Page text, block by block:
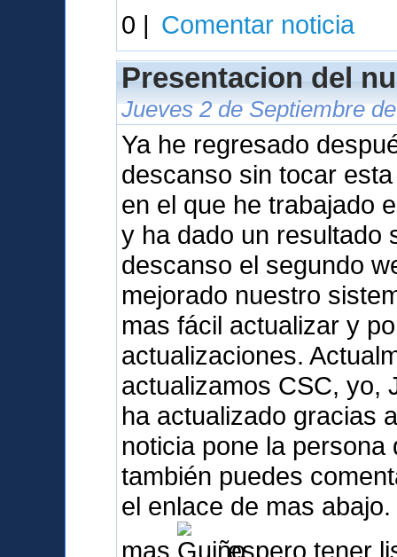
0 | Comentar noticia
Presentacion del
Jueves 2 de Septiembre
Ya he regresado
descanso sin tocar
en el que he trabajado
y ha dado un resultado
descanso el segundo
mejorado nuestro
mas fácil actualizar y
actualizaciones.
actualizamos CSC, yo,
ha actualizado gracias
noticia pone la
también puedes
el enlace de mas
mas
espero tener